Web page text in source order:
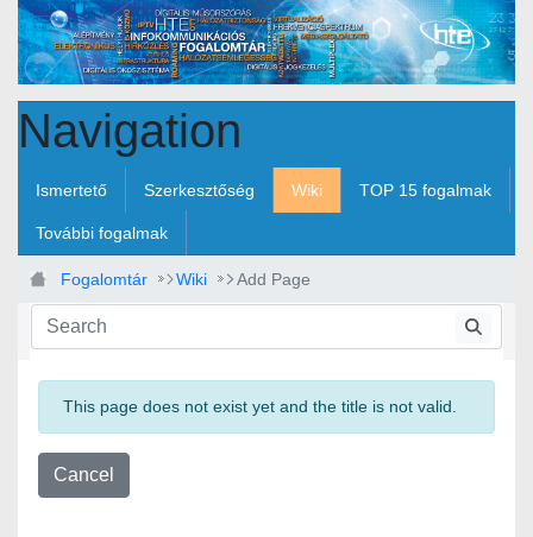
Skip to Main Content
Navigation
Ismertető Szerkesztőség Wiki TOP 15 fogalmak
További fogalmak
Fogalomtár Wiki Add Page
This page does not exist yet and the title is not valid.
Cancel